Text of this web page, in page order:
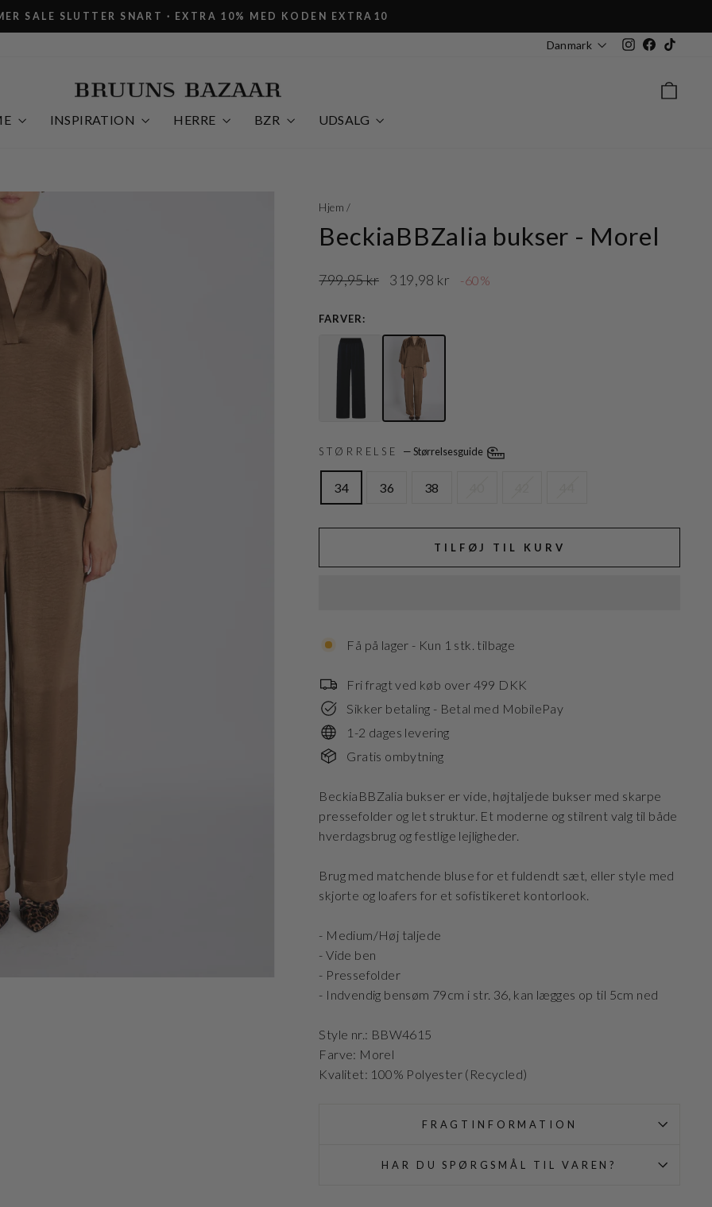
Pause
SALE SLUTTER SNART · EXTRA 10% MED KODEN EXTRA10
Danmark Instagram
Facebook
INSPIRATION HERRE BZR UDSALG
Hjem /
BeckiaBBZalia bukser - Morel
Normalpris
799,95 kr Udsalgspris
319,98 kr -60%
FARVER:
STØRRELSE —Størrelsesguide
34 36 38
TILFØJ TIL KURV
Få på lager - Kun 1 stk. tilbage
Fri fragt ved køb over 499 DKK
Sikker betaling - Betal med MobilePay
1-2 dages levering
Gratis ombytning
BeckiaBBZalia bukser er vide, højtaljede bukser med skarpe
pressefolder og let struktur. Et moderne og stilrent valg til både
hverdagsbrug og festlige lejligheder.
Brug med matchende bluse for et fuldendt sæt, eller style med
skjorte og loafers for et sofistikeret kontorlook.
- Medium/Høj taljede
- Vide ben
- Pressefolder
- Indvendig bensøm 79cm i str. 36, kan lægges op til 5cm ned
Style nr.: BBW4615
Farve: Morel
Kvalitet: 100% Polyester (Recycled)
FRAGTINFORMATION
HAR DU SPØRGSMÅL TIL VAREN?